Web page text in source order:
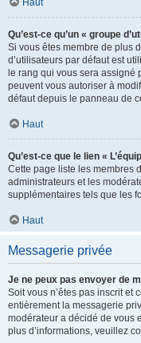
Haut
Qu’est-ce qu’un « groupe
Si vous êtes membre de plus
d’utilisateurs par défaut est
le rang qui vous sera assigné
peuvent vous autoriser à
défaut depuis le panneau de
Haut
Qu’est-ce que le lien «
Cette page liste les membres
administrateurs et les
supplémentaires tels que les
Haut
Messagerie privée
Je ne peux pas envoyer de
Soit vous n’êtes pas inscrit et
entièrement la messagerie
modérateur a décidé de vous
plus d’informations, veuillez